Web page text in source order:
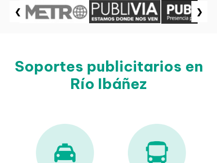
❮ ❯
Soportes publicitarios en
Río Ibáñez